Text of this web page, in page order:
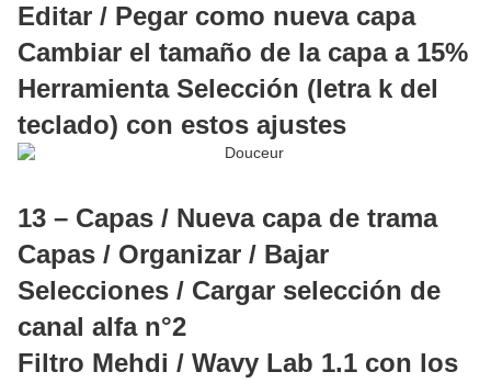
Editar / Pegar como nueva capa
Cambiar el tamaño de la capa a 15%
Herramienta Selección (letra k del
teclado) con estos ajustes
13 – Capas / Nueva capa de trama
Capas / Organizar / Bajar
Selecciones / Cargar selección de
canal alfa n°2
Filtro Mehdi / Wavy Lab 1.1 con los